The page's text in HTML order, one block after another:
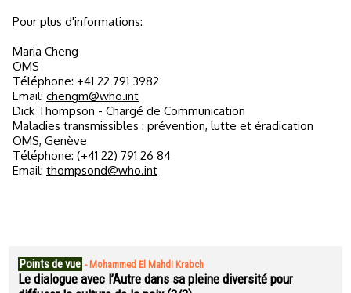
Pour plus d'informations:
Maria Cheng
OMS
Téléphone: +41 22 791 3982
Email: chengm@who.int
Dick Thompson - Chargé de Communication
Maladies transmissibles : prévention, lutte et éradication
OMS, Genève
Téléphone: (+41 22) 791 26 84
Email: thompsond@who.int
Points de vue - Mohammed El Mahdi Krabch
Le dialogue avec l’Autre dans sa pleine diversité pour